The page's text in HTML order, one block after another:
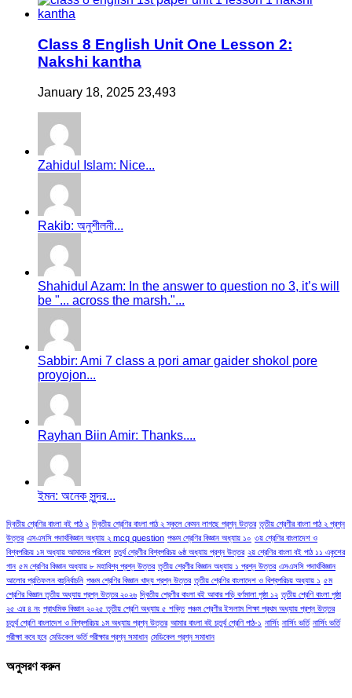
Class 8 English Unit One Lesson 2:
Nakshi kantha
January 18, 2025 23,493
Zahidul Islam: Nice...
Rakib: অনুশীলনী...
Shahidul Azam: In the answer to question no 3, it’s will
be "... across the marsh."...
Sabbir: Ami 7 class a pori amar gaider shokol pore
proyojon...
Rayhan Biin Amir: Thanks....
ইমন: অনেক সুন্দর...
দ্বিতীয় শ্রেণির বাংলা বই পাঠ ২ দ্বিতীয় শ্রেণির বাংলা পাঠ ২ স্কুলে কেমন লাগছে প্রশ্ন উত্তর তৃতীয় শ্রেণীর বাংলা পাঠ ২ প্রশ্ন
উত্তর এসএসসি পদার্থবিজ্ঞান অধ্যায় ২ mcq question পঞ্চম শ্রেণির বিজ্ঞান অধ্যায় ১০ ৩য় শ্রেণির বাংলাদেশ ও
বিশ্বপরিচয় ১ম অধ্যায় আমাদের পরিবেশ চতুর্থ শ্রেণীর বিশ্বপরিচয় ৬ষ্ঠ অধ্যায় প্রশ্ন উত্তর ২য় শ্রেণির বাংলা বই পাঠ ১১ একুশের
গান ৫ম শ্রেণির বিজ্ঞান অধ্যায় ৮ মহাবিশ্ব প্রশ্ন উত্তর তৃতীয় শ্রেণীর বিজ্ঞান অধ্যায় ১ প্রশ্ন উত্তর এসএসসি পদার্থবিজ্ঞান
আলোর প্রতিফলন বহুনির্বাচনি পঞ্চম শ্রেণির বিজ্ঞান খাদ্য প্রশ্ন উত্তর তৃতীয় শ্রেণির বাংলাদেশ ও বিশ্বপরিচয় অধ্যায় ১ ৫ম
শ্রেণির বিজ্ঞান তৃতীয় অধ্যায় প্রশ্ন উত্তর ২০২৬ দ্বিতীয় শ্রেণীর বাংলা বই আবার পড়ি বর্ণমালা পৃষ্ঠা ১২ তৃতীয় শ্রেণি বাংলা পৃষ্ঠা
২৫ এর ৪ নং প্রাথমিক বিজ্ঞান ২০২৫ তৃতীয় শ্রেণি অধ্যায় ৫ শক্তি পঞ্চম শ্রেণীর ইসলাম শিক্ষা প্রথম অধ্যায় প্রশ্ন উত্তর
চতুর্থ শ্রেণি বাংলাদেশ ও বিশ্বপরিচয় ১ম অধ্যায় প্রশ্ন উত্তর আমার বাংলা বই চতুর্থ শ্রেণি পাঠ-১ নার্সিং নার্সিং ভর্তি নার্সিং ভর্তি
পরীক্ষা কবে হবে মেডিকেল ভর্তি পরীক্ষার প্রশ্ন সমাধান মেডিকেল প্রশ্ন সমাধান
অনুসরণ করুন